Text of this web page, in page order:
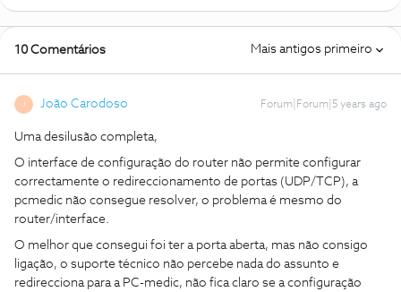
10 Comentários Mais antigos primeiro
João Carodoso Forum|Forum|5 years ago
Uma desilusão completa,
O interface de configuração do router não permite configurar
correctamente o redireccionamento de portas (UDP/TCP), a
pcmedic não consegue resolver, o problema é mesmo do
router/interface.
O melhor que consegui foi ter a porta aberta, mas não consigo
ligação, o suporte técnico não percebe nada do assunto e
redirecciona para a PC-medic, não fica claro se a configuração